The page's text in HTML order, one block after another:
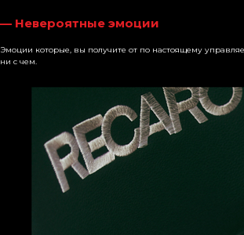
— Невероятные эмоции
Эмоции которые, вы получите от по настоящему
ни с чем.